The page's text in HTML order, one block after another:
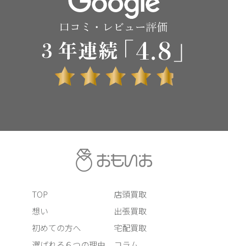
TOP
想い
初めての方へ
店頭買取
出張買取
宅配買取